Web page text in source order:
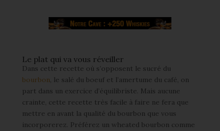
Le plat qui va vous réveiller
Dans cette recette où s’opposent le sucré du
bourbon, le salé du boeuf et l’amertume du café, on
part dans un exercice d’équilibriste. Mais aucune
crainte, cette recette très facile à faire ne fera que
mettre en avant la qualité du bourbon que vous
incorporerez. Préférez un wheated bourbon comme